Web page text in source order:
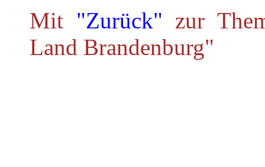
Mit "Zurück" zur
Land Brandenburg"